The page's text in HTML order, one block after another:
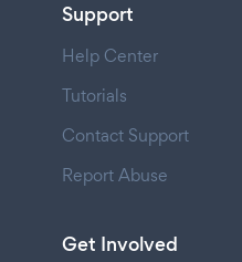
Support
Help Center
Tutorials
Contact Support
Report Abuse
Get Involved